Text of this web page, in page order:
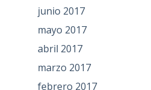
junio 2017
mayo 2017
abril 2017
marzo 2017
febrero 2017